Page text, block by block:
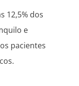
12,5% dos
e
pacientes